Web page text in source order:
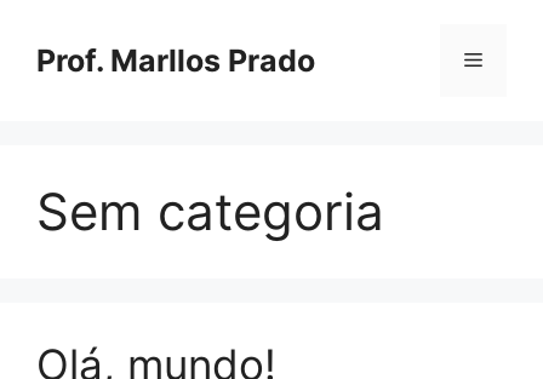
paraProf. Marllos Prado Menu
Sem categoria
Olá, mundo!